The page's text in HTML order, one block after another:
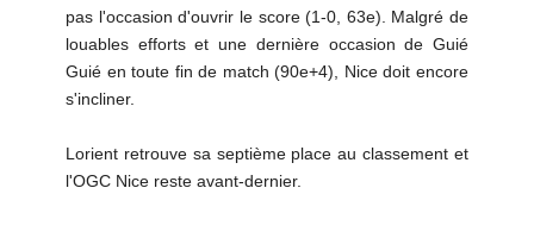
pas l'occasion d'ouvrir le score (1-0, 63e). Malgré de
louables efforts et une dernière occasion de Guié
Guié en toute fin de match (90e+4), Nice doit encore
s'incliner.
Lorient retrouve sa septième place au classement et
l'OGC Nice reste avant-dernier.